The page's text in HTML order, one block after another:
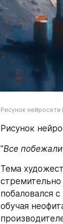
Рисунок
Рисунок
"Все
Тема
стремительно
побаловался
обучая